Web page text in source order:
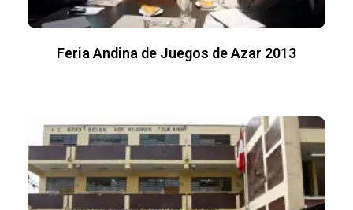
Feria Andina de Juegos de Azar 2013